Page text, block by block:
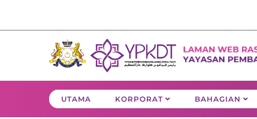
content
UTAMA KORPORAT BAHAGIAN